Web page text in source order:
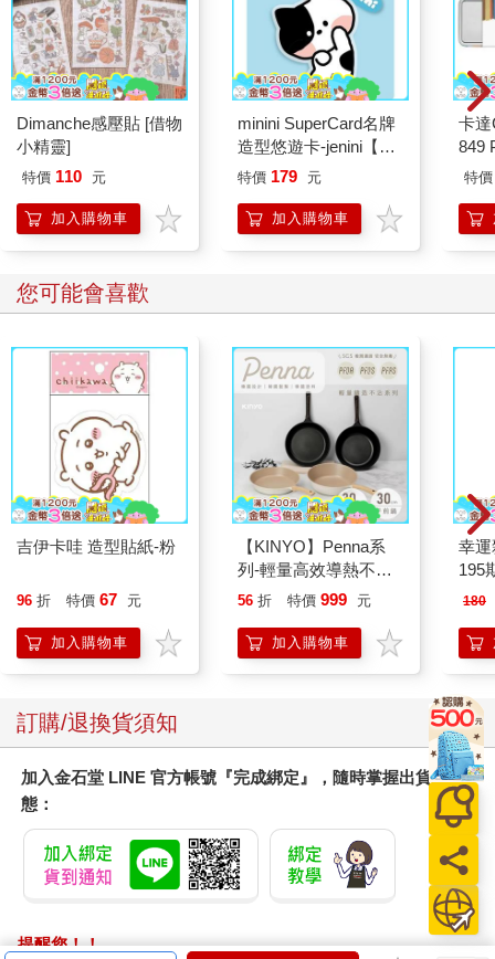
Dimanche感壓貼 [借物
小精靈]
特價 110 元
加入購物車
minini SuperCard名牌
造型悠遊卡-jenini【受
託代銷】
特價 179 元
加入購物車
卡
849
特價
您可能會喜歡
吉伊卡哇 造型貼紙-粉
96 折 特價 67 元
加入購物車
【KINYO】Penna系
列-輕量高效導熱不沾
平煎鍋30cm
56 折 特價 999 元
加入購物車
幸運
195
180
訂購/退換貨須知
加入金石堂 LINE 官方帳號『完成綁定』，隨時掌握出貨動
態：
提醒您！！